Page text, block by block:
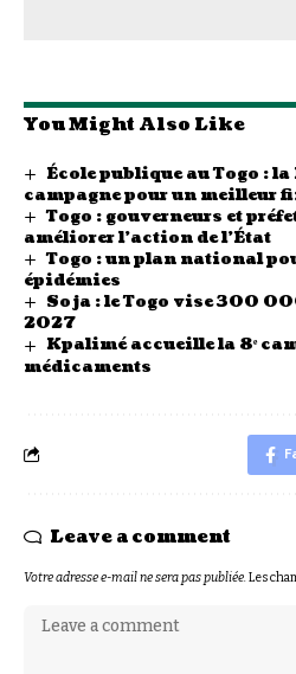
You Might Also Like
École publique au Togo : la
campagne pour un meilleur
Togo : gouverneurs et
améliorer l’action de l’État
Togo : un plan national
épidémies
Soja : le Togo vise 300
2027
Kpalimé accueille la 8ᵉ
médicaments
Leave a comment
Votre adresse e-mail ne sera pas publiée. Les